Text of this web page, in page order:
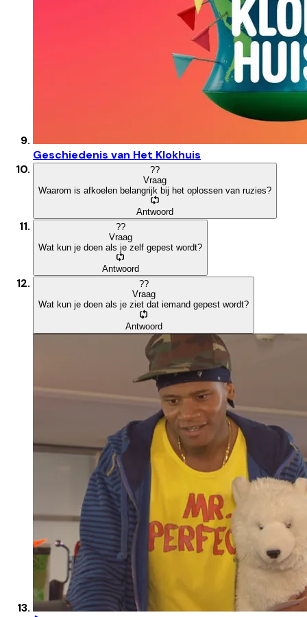
Geschiedenis van Het Klokhuis
??
Vraag
Waarom is afkoelen belangrijk bij het oplossen van ruzies?
Antwoord
??
Vraag
Wat kun je doen als je zelf gepest wordt?
Antwoord
??
Vraag
Wat kun je doen als je ziet dat iemand gepest wordt?
Antwoord